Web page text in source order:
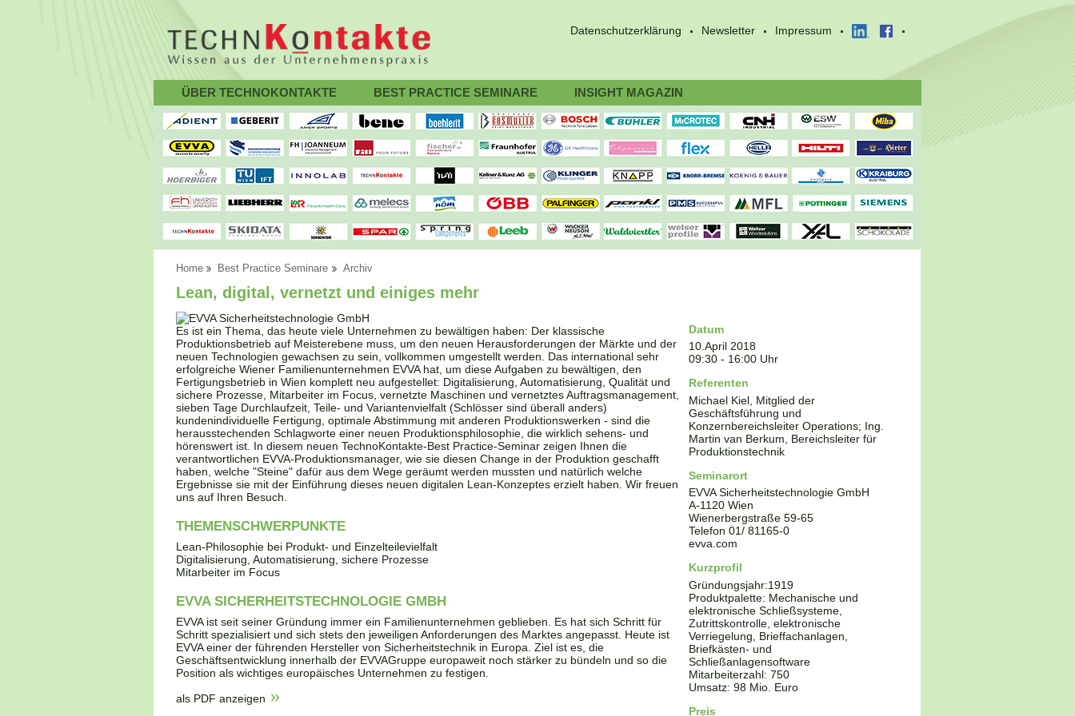
Datenschutzerklärung Newsletter Impressum
ÜBER TECHNOKONTAKTE BEST PRACTICE SEMINARE INSIGHT MAGAZIN
Home Best Practice Seminare Archiv
Lean, digital, vernetzt und einiges mehr
Es ist ein Thema, das heute viele Unternehmen zu bewältigen haben: Der klassische
Produktionsbetrieb auf Meisterebene muss, um den neuen Herausforderungen der Märkte und der
neuen Technologien gewachsen zu sein, vollkommen umgestellt werden. Das international sehr
erfolgreiche Wiener Familienunternehmen EVVA hat, um diese Aufgaben zu bewältigen, den
Fertigungsbetrieb in Wien komplett neu aufgestellet: Digitalisierung, Automatisierung, Qualität und
sichere Prozesse, Mitarbeiter im Focus, vernetzte Maschinen und vernetztes Auftragsmanagement,
sieben Tage Durchlaufzeit, Teile- und Variantenvielfalt (Schlösser sind überall anders)
kundenindividuelle Fertigung, optimale Abstimmung mit anderen Produktionswerken - sind die
herausstechenden Schlagworte einer neuen Produktionsphilosophie, die wirklich sehens- und
hörenswert ist. In diesem neuen TechnoKontakte-Best Practice-Seminar zeigen Ihnen die
verantwortlichen EVVA-Produktionsmanager, wie sie diesen Change in der Produktion geschafft
haben, welche "Steine" dafür aus dem Wege geräumt werden mussten und natürlich welche
Ergebnisse sie mit der Einführung dieses neuen digitalen Lean-Konzeptes erzielt haben. Wir freuen
uns auf Ihren Besuch.
THEMENSCHWERPUNKTE
Lean-Philosophie bei Produkt- und Einzelteilevielfalt
Digitalisierung, Automatisierung, sichere Prozesse
Mitarbeiter im Focus
EVVA SICHERHEITSTECHNOLOGIE GMBH
EVVA ist seit seiner Gründung immer ein Familienunternehmen geblieben. Es hat sich Schritt für
Schritt spezialisiert und sich stets den jeweiligen Anforderungen des Marktes angepasst. Heute ist
EVVA einer der führenden Hersteller von Sicherheitstechnik in Europa. Ziel ist es, die
Geschäftsentwicklung innerhalb der EVVAGruppe europaweit noch stärker zu bündeln und so die
Position als wichtiges europäisches Unternehmen zu festigen.
als PDF anzeigen
Datum
10.April 2018
09:30 - 16:00 Uhr
Referenten
Michael Kiel, Mitglied der
Geschäftsführung und
Konzernbereichsleiter Operations; Ing.
Martin van Berkum, Bereichsleiter für
Produktionstechnik
Seminarort
EVVA Sicherheitstechnologie GmbH
A-1120 Wien
Wienerbergstraße 59-65
Telefon01/ 81165-0
evva.com
Kurzprofil
Gründungsjahr:1919
Produktpalette: Mechanische und
elektronische Schließsysteme,
Zutrittskontrolle, elektronische
Verriegelung, Brieffachanlagen,
Briefkästen- und
Schließanlagensoftware
Mitarbeiterzahl: 750
Umsatz: 98 Mio. Euro
Preis